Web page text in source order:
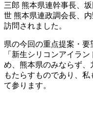
三郎 熊本県連幹事長、
世 熊本県連政調会長、
訪問されました。
県の今回の重点提案・
「新生シリコンアイラ
め、熊本県のみならず
もたらすものであり、
て参ります。